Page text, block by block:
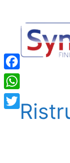
contenuto
Facebook
WhatsApp
Twitter